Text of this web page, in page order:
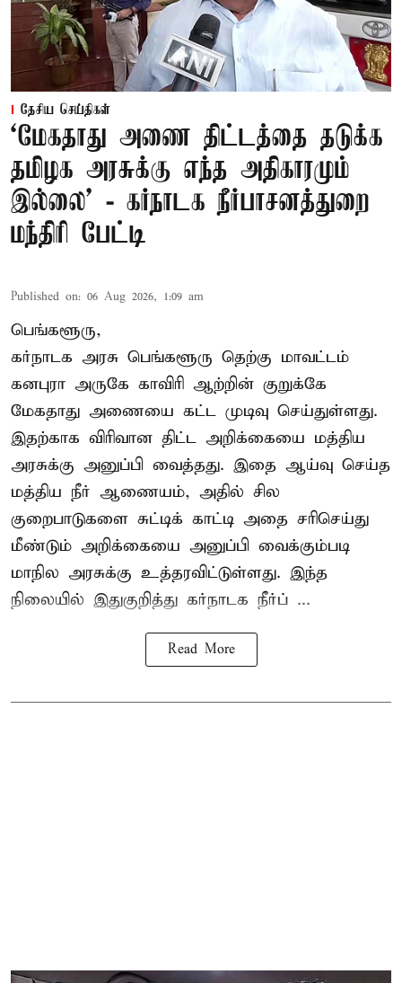
தேசிய செய்திகள்
‘மேகதாது அணை திட்டத்தை தடுக்க
தமிழக அரசுக்கு எந்த அதிகாரமும்
இல்லை’ - கர்நாடக நீர்பாசனத்துறை
மந்திரி பேட்டி
Published on: 06 Aug 2026, 1:09 am
பெங்களூரு,
கர்நாடக அரசு பெங்களூரு தெற்கு மாவட்டம்
கனபுரா அருகே காவிரி ஆற்றின் குறுக்கே
மேகதாது அணையை கட்ட முடிவு செய்துள்ளது.
இதற்காக விரிவான திட்ட அறிக்கையை மத்திய
அரசுக்கு அனுப்பி வைத்தது. இதை ஆய்வு செய்த
மத்திய நீர் ஆணையம், அதில் சில
குறைபாடுகளை சுட்டிக் காட்டி அதை சரிசெய்து
மீண்டும் அறிக்கையை அனுப்பி வைக்கும்படி
மாநில அரசுக்கு உத்தரவிட்டுள்ளது. இந்த
நிலையில் இதுகுறித்து கர்நாடக நீர்ப் ...
Read More